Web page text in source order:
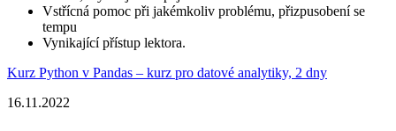
Vstřícná pomoc při jakémkoliv problému, přizpusobení se
tempu
Vynikající přístup lektora.
Kurz Python v Pandas – kurz pro datové analytiky, 2 dny
16.11.2022